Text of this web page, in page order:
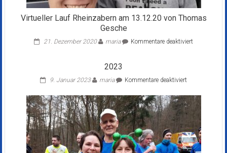
Virtueller Lauf Rheinzabern am 13.12.20 von Thomas
Gesche
21. Dezember 2020 maria Kommentare deaktiviertfür
von
Thomas
Gesche
2023
9. Januar 2023 maria Kommentare deaktiviertfür